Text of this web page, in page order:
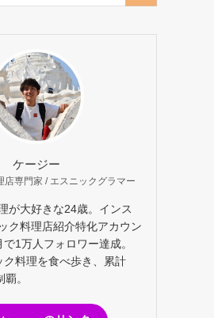
ケージー
店専門家 / エスニックグラマー
が大好きな24歳。インス
ク料理店紹介特化アカウン
で1万人フォロワー達成。
ク料理を食べ歩き、累計
。